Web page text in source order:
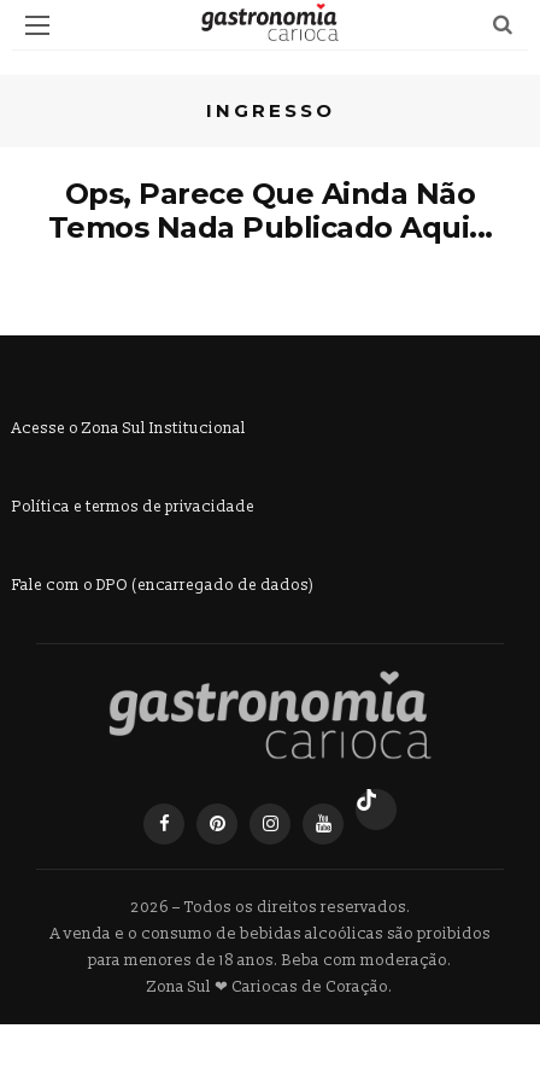
INGRESSO
Ops, Parece Que Ainda Não
Temos Nada Publicado Aqui...
Acesse o Zona Sul Institucional
Política e termos de privacidade
Fale com o DPO (encarregado de dados)
2026 – Todos os direitos reservados.
A venda e o consumo de bebidas alcoólicas são proibidos
para menores de 18 anos. Beba com moderação.
Zona Sul ❤ Cariocas de Coração.